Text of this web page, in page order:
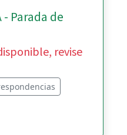
- Parada de
revise